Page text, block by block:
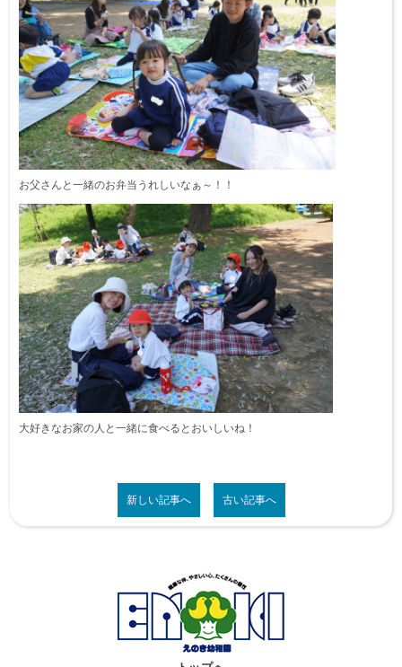
お父さんと一緒のお弁当うれしいなぁ～！！
大好きなお家の人と一緒に食べるとおいしいね！
新しい記事へ 古い記事へ